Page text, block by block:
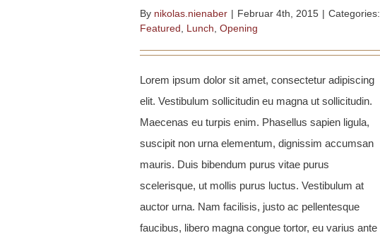
By nikolas.nienaber | Februar 4th, 2015 | Categories:
Featured
Lunch Opening
Lorem ipsum dolor sit amet, consectetur adipiscing
elit. Vestibulum sollicitudin eu magna ut sollicitudin.
Maecenas eu turpis enim. Phasellus sapien ligula,
suscipit non urna elementum, dignissim accumsan
mauris. Duis bibendum purus vitae purus
scelerisque, ut mollis purus luctus. Vestibulum at
auctor urna. Nam facilisis, justo ac pellentesque
faucibus, libero magna congue tortor, eu varius ante